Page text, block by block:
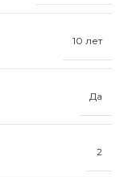
10 лет
Да
2